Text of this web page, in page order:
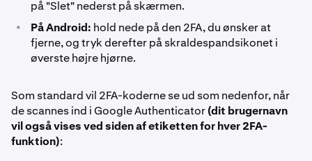
på "Slet" nederst på skærmen.
• På Android: hold nede på den 2FA, du ønsker at
fjerne, og tryk derefter på skraldespandsikonet i
øverste højre hjørne.
Som standard vil 2FA-koderne se ud som nedenfor, når
de scannes ind i Google Authenticator(dit brugernavn
vil også vises ved siden af etiketten for hver 2FA-
funktion):